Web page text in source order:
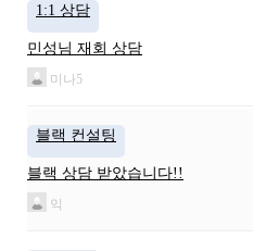
1:1 상담
민성님 재회 상담
미나5
블랙 컨설팅
블랙 상담 받았습니다!!
익